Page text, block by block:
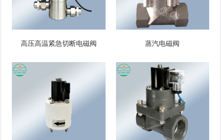
高压高温紧急切断电磁阀 蒸汽电磁阀